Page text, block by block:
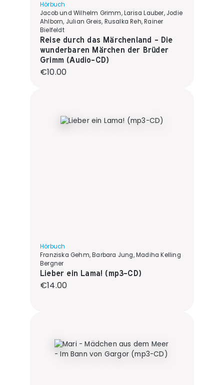
Hörbuch
Jacob und Wilhelm Grimm, Larisa Lauber, Jodie
Ahlborn, Julian Greis, Rusalka Reh, Rainer
Bielfeldt
Reise durch das Märchenland - Die
wunderbaren Märchen der Brüder
Grimm (Audio-CD)
Regular price:
€10.00
Hörbuch
Franziska Gehm, Barbara Jung, Madiha Kelling
Bergner
Lieber ein Lama! (mp3-CD)
Regular price:
€14.00